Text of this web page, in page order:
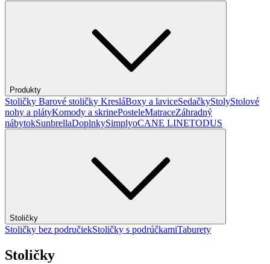
Produkty
Stoličky Barové stoličky KresláBoxy a laviceSedačkyStolyStolové
nohy a plátyKomody a skrinePosteleMatraceZáhradný
nábytokSunbrellaDoplnkySimplyoCANE LINETODUS
Stoličky
Stoličky bez područiekStoličky s podrúčkamiTaburety
Stoličky